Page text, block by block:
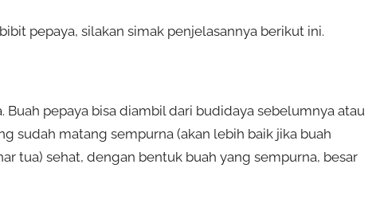
pepaya, silakan simak penjelasannya berikut ini.
Buah pepaya bisa diambil dari budidaya sebelumnya atau
sudah matang sempurna (akan lebih baik jika buah
tua) sehat, dengan bentuk buah yang sempurna, besar